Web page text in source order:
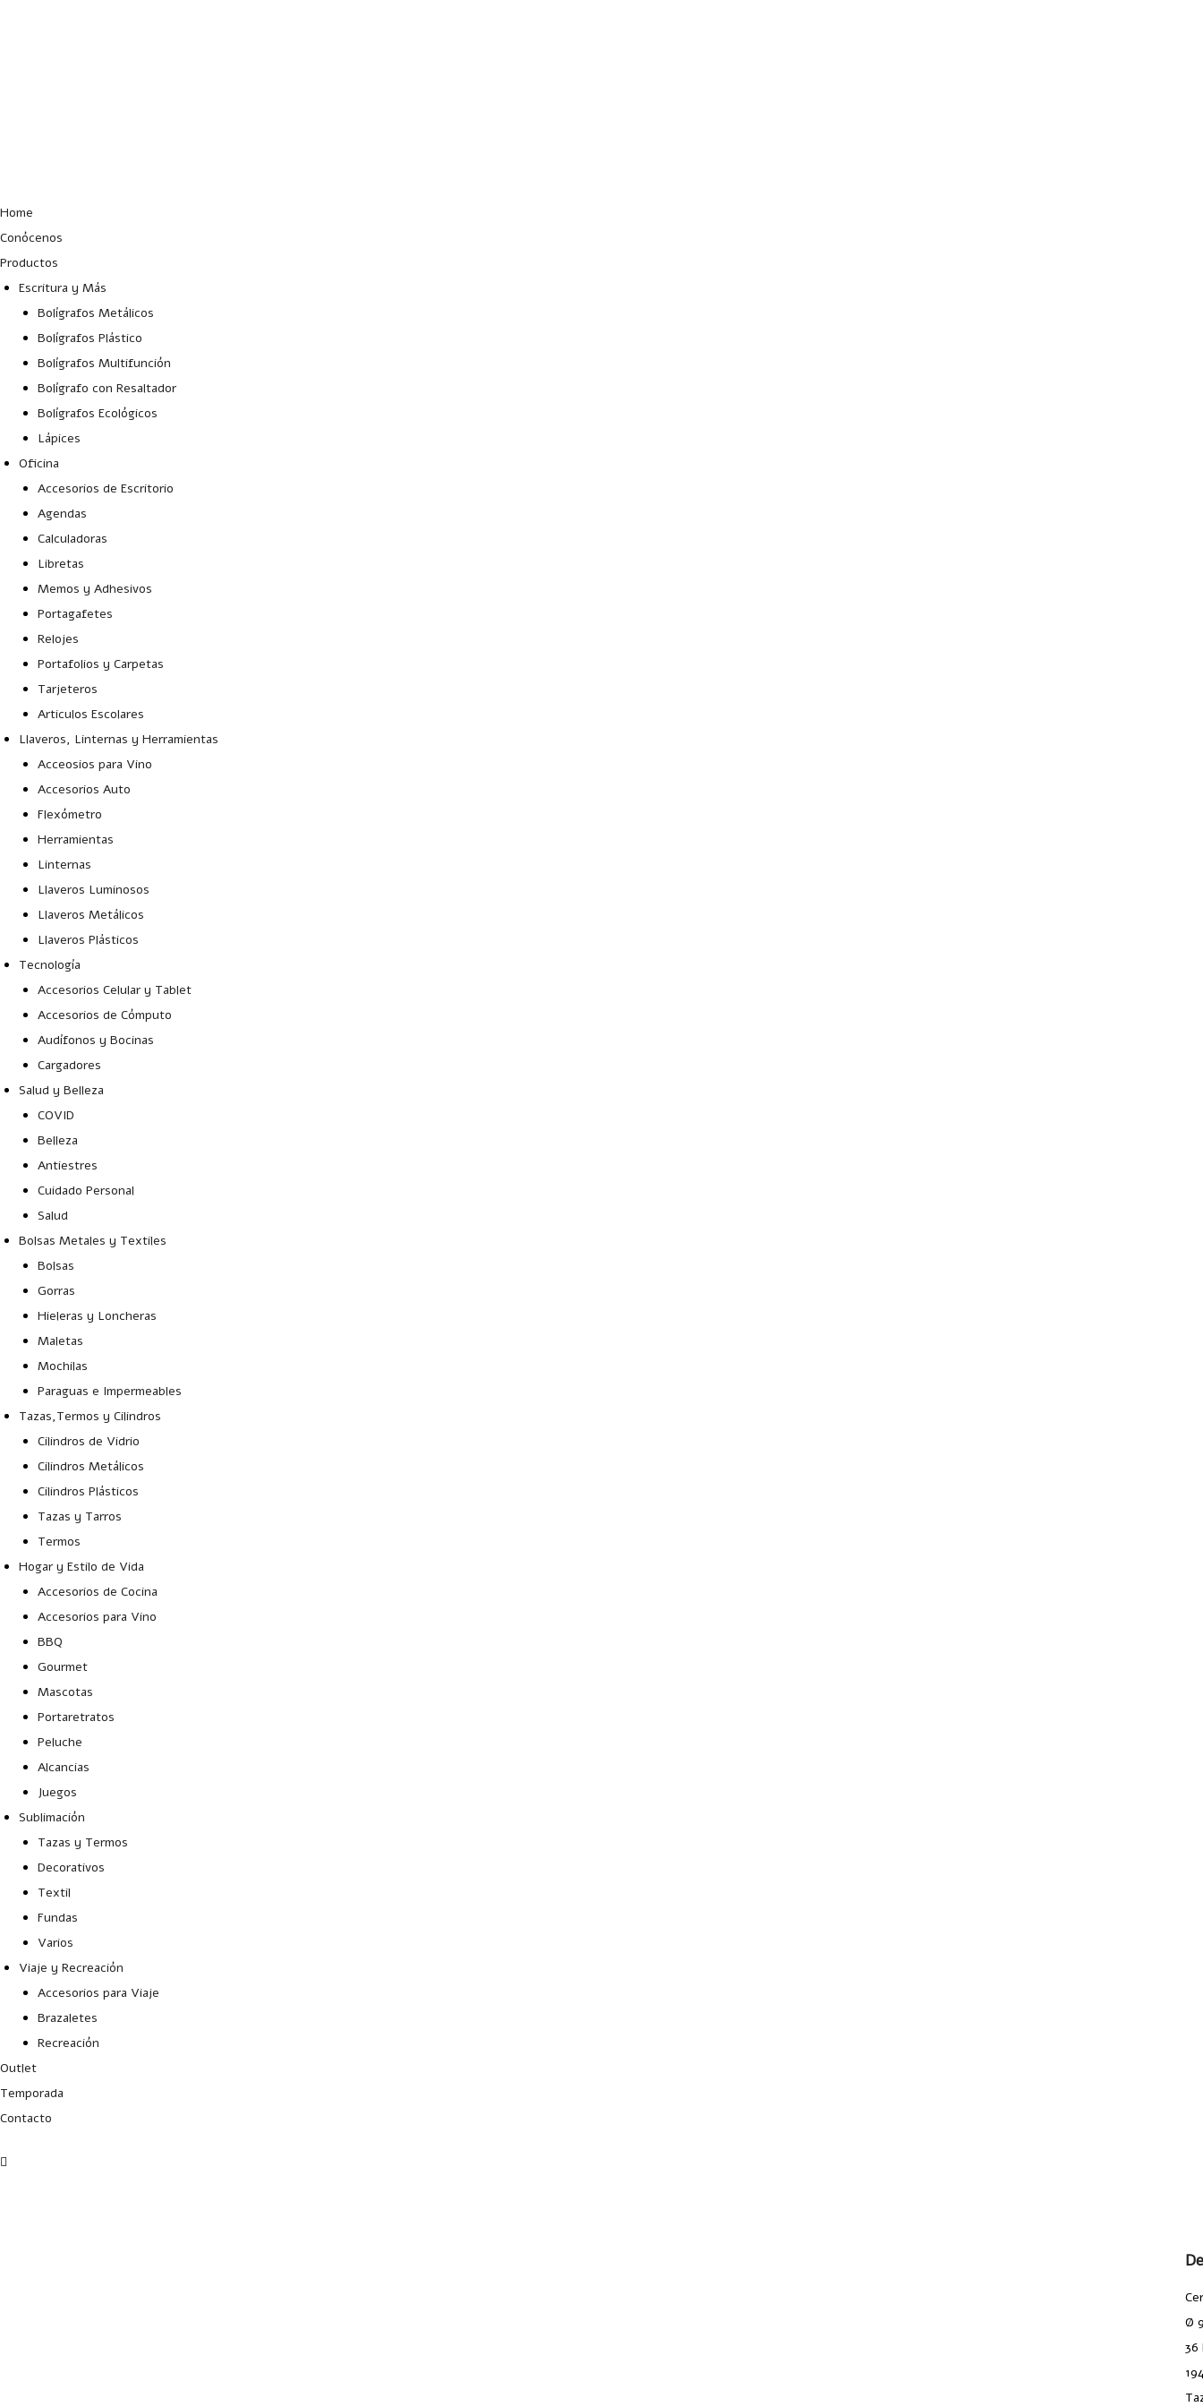
Home
Conócenos
Productos
Escritura y Más
Bolígrafos Metálicos
Bolígrafos Plástico
Bolígrafos Multifunción
Bolígrafo con Resaltador
Bolígrafos Ecológicos
Lápices
Oficina
Accesorios de Escritorio
Agendas
Calculadoras
Libretas
Memos y Adhesivos
Portagafetes
Relojes
Portafolios y Carpetas
Tarjeteros
Articulos Escolares
Llaveros, Linternas y Herramientas
Acceosios para Vino
Accesorios Auto
Flexómetro
Herramientas
Linternas
Llaveros Luminosos
Llaveros Metálicos
Llaveros Plásticos
Tecnología
Accesorios Celular y Tablet
Accesorios de Cómputo
Audífonos y Bocinas
Cargadores
Salud y Belleza
COVID
Belleza
Antiestres
Cuidado Personal
Salud
Bolsas Metales y Textiles
Bolsas
Gorras
Hieleras y Loncheras
Maletas
Mochilas
Paraguas e Impermeables
Tazas,Termos y Cilindros
Cilindros de Vidrio
Cilindros Metálicos
Cilindros Plásticos
Tazas y Tarros
Termos
Hogar y Estilo de Vida
Accesorios de Cocina
Accesorios para Vino
BBQ
Gourmet
Mascotas
Portaretratos
Peluche
Alcancias
Juegos
Sublimación
Tazas y Termos
Decorativos
Textil
Fundas
Varios
Viaje y Recreación
Accesorios para Viaje
Brazaletes
Recreación
Outlet
Temporada
Contacto
Ø
36